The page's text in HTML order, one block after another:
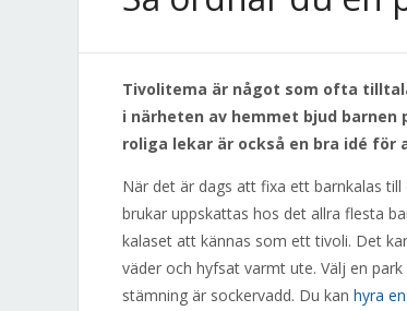
Tivolitema är något som ofta
i närheten av hemmet bjud barnen
roliga lekar är också en bra idé
När det är dags att fixa ett barnkalas
brukar uppskattas hos det allra flesta
kalaset att kännas som ett tivoli. Det
väder och hyfsat varmt ute. Välj en
stämning är sockervadd. Du kan hyra